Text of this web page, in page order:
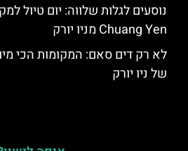
נוסעים לגלות שלווה: יום טיול
Chuang Yen מניו יורק
לא רק דים סאם: המקומות הכי
של ניו יורק